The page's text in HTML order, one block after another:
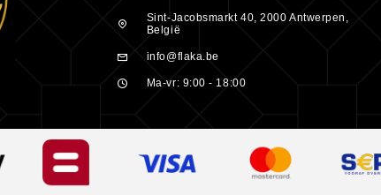
Een
zijn
Sint-Jacobsmarkt 40, 2000 Antwerpen,
België
info@flaka.be
Ma-vr: 9:00 - 18:00